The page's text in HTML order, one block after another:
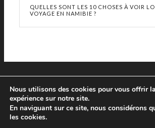
QUELLES SONT LES 10 CHOSES À VOIR
VOYAGE EN NAMIBIE ?
Nous utilisons des cookies pour vous offrir
expérience sur notre site.
En naviguant sur ce site, nous considérons
les cookies.